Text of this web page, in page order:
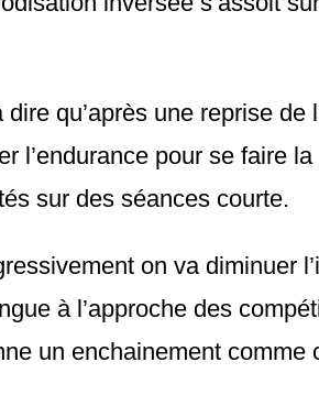
dire qu’après une reprise
l’endurance pour se faire
sur des séances courte.
on va diminuer
à l’approche des
un enchainement comme